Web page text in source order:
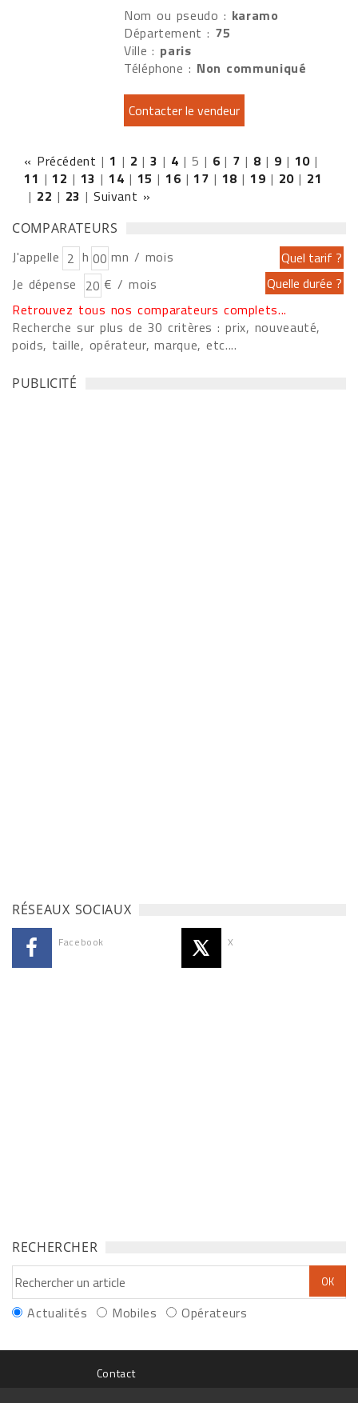
Nom ou pseudo : karamo
Département : 75
Ville : paris
Téléphone : Non communiqué
« Précédent | 1 | 2 |3 | 4 | 5 | 6 | 7 | 8 | 9 | 10|
11 |12 | 13 |14 | 15 |16 |17 | 18 |19 | 20| 21
| 22 | 23 | Suivant »
COMPARATEURS
J'appelle h
mn / mois
Je dépense
€ / mois
Retrouvez tous nos comparateurs complets...
Recherche sur plus de 30 critères : prix, nouveauté,
poids, taille, opérateur, marque, etc....
PUBLICITÉ
RÉSEAUX SOCIAUX
Facebook X
RECHERCHER
Actualités Mobiles Opérateurs
Contact